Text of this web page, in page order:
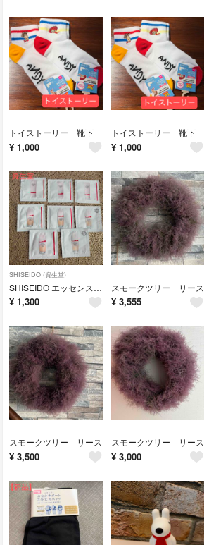
トイストーリー 靴下
¥ 1,000
トイストーリー 靴下
¥ 1,000
SHISEIDO (資生堂)
SHISEIDO エッセンスグロウファンデーション&スキングロウ プライマー
¥ 1,300
スモークツリー リース
¥ 3,555
スモークツリー リース
¥ 3,500
スモークツリー リース
¥ 3,000